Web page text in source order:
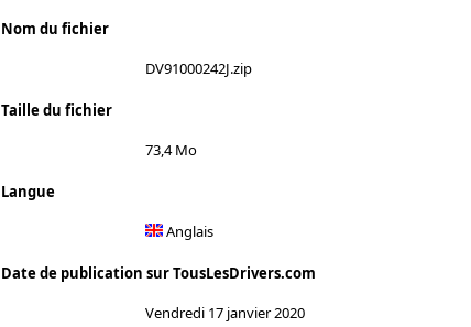
Nom du fichier
DV91000242J.zip
Taille du fichier
73,4 Mo
Langue
Anglais
Date de publication sur TousLesDrivers.com
Vendredi 17 janvier 2020